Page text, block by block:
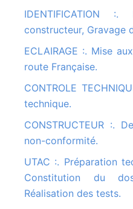
IDENTIFICATION :. Pose de la plaque
constructeur, Gravage
ECLAIRAGE :. Mise aux normes aux code de la
route Française.
CONTROLE TECHNIQUE :. Gestion du contrôle
technique.
CONSTRUCTEUR :. Demande du certificat de
non-conformité.
UTAC :. Préparation technique aux tests UTAC,
Constitution du
Réalisation des tests.